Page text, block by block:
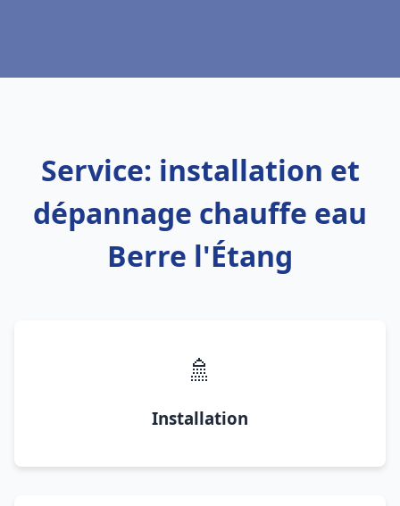
Service: installation et
dépannage chauffe eau
Berre l'Étang
🚿
Installation